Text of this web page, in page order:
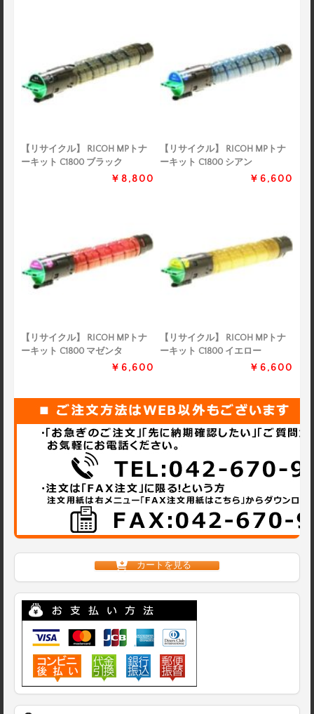
【リサイクル】 RICOH MPトナ
ーキット C1800 ブラック
￥8,800
【リサイクル】 RICOH MPトナ
ーキット C1800 シアン
￥6,600
【リサイクル】 RICOH MPトナ
ーキット C1800 マゼンタ
￥6,600
【リサイクル】 RICOH MPトナ
ーキット C1800 イエロー
￥6,600
カートを見る